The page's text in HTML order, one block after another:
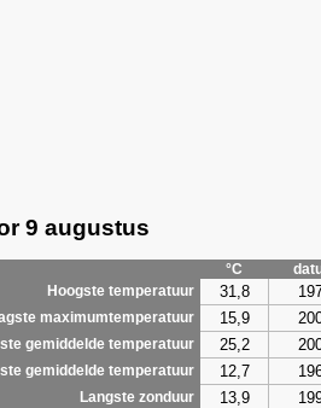
9 augustus
°C
Hoogste temperatuur
31,8
maximumtemperatuur 15,9
gemiddelde temperatuur 25,2
gemiddelde temperatuur 12,7
Langste zonduur 13,9